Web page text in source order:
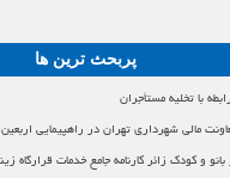
پربحث ترین ها
با تخلیه مستأجران
مالی شهرداری تهران در راهپیمایی اربعین